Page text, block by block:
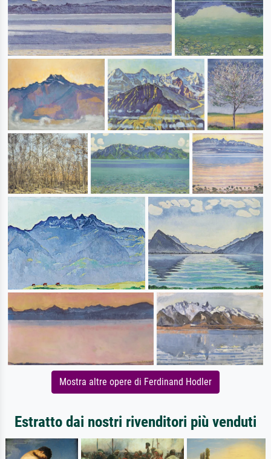
Mostra altre opere di Ferdinand Hodler
Estratto dai nostri rivenditori più venduti